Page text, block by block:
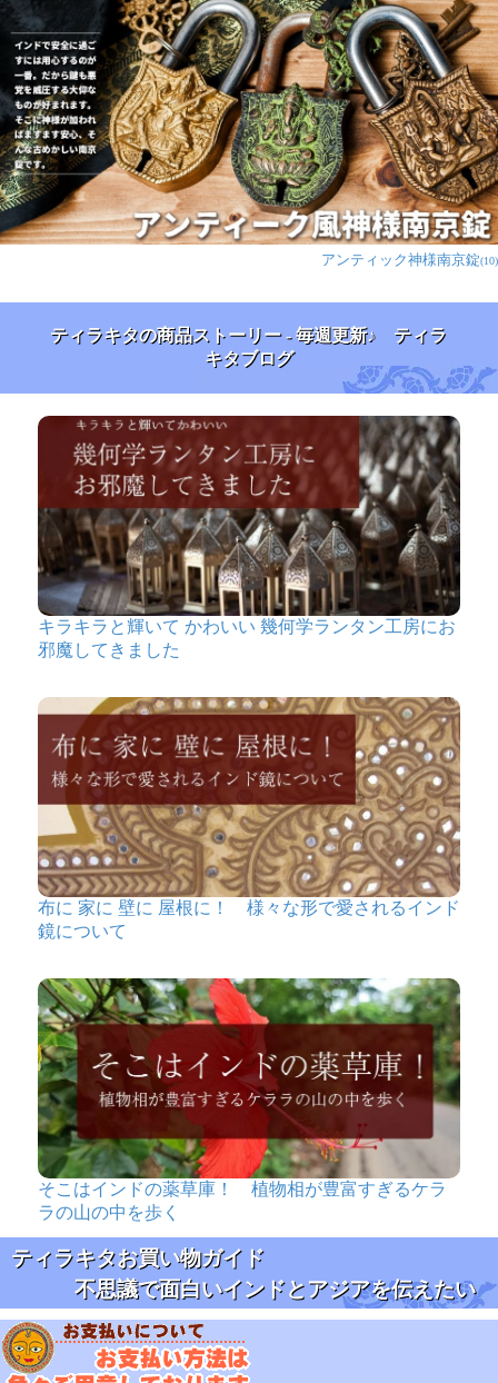
アンティック神様南京錠(10)
ティラキタの商品ストーリー - 毎週更新♪ ティラ
キタブログ
キラキラと輝いて かわいい 幾何学ランタン工房にお
邪魔してきました
布に 家に 壁に 屋根に！ 様々な形で愛されるインド
鏡について
そこはインドの薬草庫！ 植物相が豊富すぎるケラ
ラの山の中を歩く
ティラキタお買い物ガイド
不思議で面白いインドとアジアを伝えたい